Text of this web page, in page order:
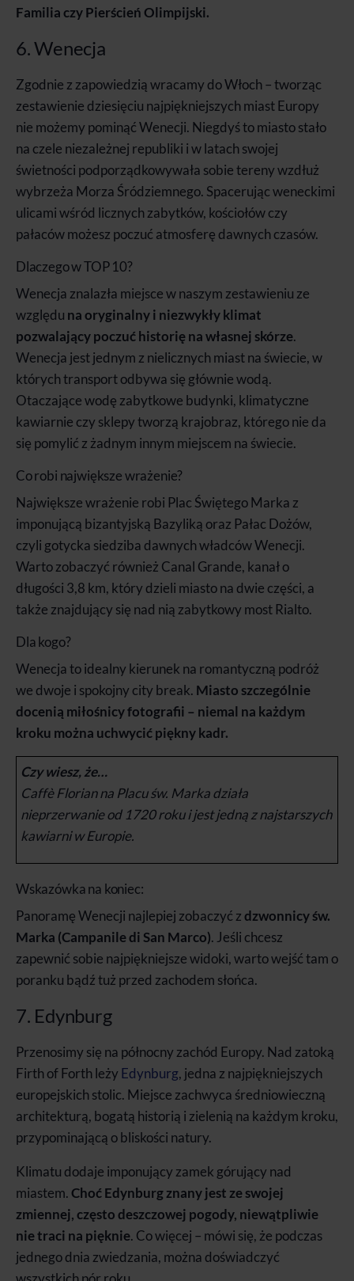
Familia czy Pierścień Olimpijski.
6. Wenecja
Zgodnie z zapowiedzią wracamy do Włoch – tworząc
zestawienie dziesięciu najpiękniejszych miast Europy
nie możemy pominąć Wenecji. Niegdyś to miasto stało
na czele niezależnej republiki i w latach swojej
świetności podporządkowywała sobie tereny wzdłuż
wybrzeża Morza Śródziemnego. Spacerując weneckimi
ulicami wśród licznych zabytków, kościołów czy
pałaców możesz poczuć atmosferę dawnych czasów.
Dlaczego w TOP 10?
Wenecja znalazła miejsce w naszym zestawieniu ze
względu na oryginalny i niezwykły klimat
pozwalający poczuć historię na własnej skórze.
Wenecja jest jednym z nielicznych miast na świecie, w
których transport odbywa się głównie wodą.
Otaczające wodę zabytkowe budynki, klimatyczne
kawiarnie czy sklepy tworzą krajobraz, którego nie da
się pomylić z żadnym innym miejscem na świecie.
Co robi największe wrażenie?
Największe wrażenie robi Plac Świętego Marka z
imponującą bizantyjską Bazyliką oraz Pałac Dożów,
czyli gotycka siedziba dawnych władców Wenecji.
Warto zobaczyć również Canal Grande, kanał o
długości 3,8 km, który dzieli miasto na dwie części, a
także znajdujący się nad nią zabytkowy most Rialto.
Dla kogo?
Wenecja to idealny kierunek na romantyczną podróż
we dwoje i spokojny city break. Miasto szczególnie
docenią miłośnicy fotografii – niemal na każdym
kroku można uchwycić piękny kadr.
Czy wiesz, że…
Caffè Florian na Placu św. Marka działa
nieprzerwanie od 1720 roku i jest jedną z najstarszych
kawiarni w Europie.
Wskazówka na koniec:
Panoramę Wenecji najlepiej zobaczyć zdzwonnicy św.
Marka (Campanile di San Marco). Jeśli chcesz
zapewnić sobie najpiękniejsze widoki, warto wejść tam o
poranku bądź tuż przed zachodem słońca.
7. Edynburg
Przenosimy się na północny zachód Europy. Nad zatoką
Firth of Forth leży Edynburg, jedna z najpiękniejszych
europejskich stolic. Miejsce zachwyca średniowieczną
architekturą, bogatą historią i zielenią na każdym kroku,
przypominającą o bliskości natury.
Klimatu dodaje imponujący zamek górujący nad
miastem.Choć Edynburg znany jest ze swojej
zmiennej, często deszczowej pogody, niewątpliwie
nie traci na pięknie. Co więcej – mówi się, że podczas
jednego dnia zwiedzania, można doświadczyć